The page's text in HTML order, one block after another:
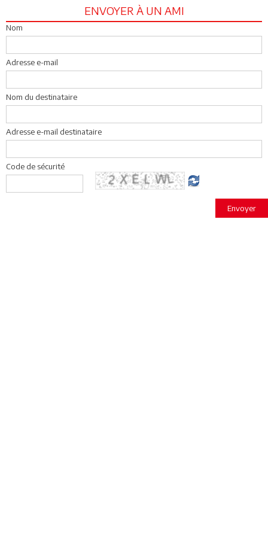
ENVOYER À UN AMI
Nom
Adresse e-mail
Nom du destinataire
Adresse e-mail destinataire
Code de sécurité
Envoyer